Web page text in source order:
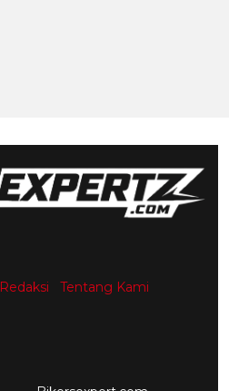
Redaksi
Tentang Kami